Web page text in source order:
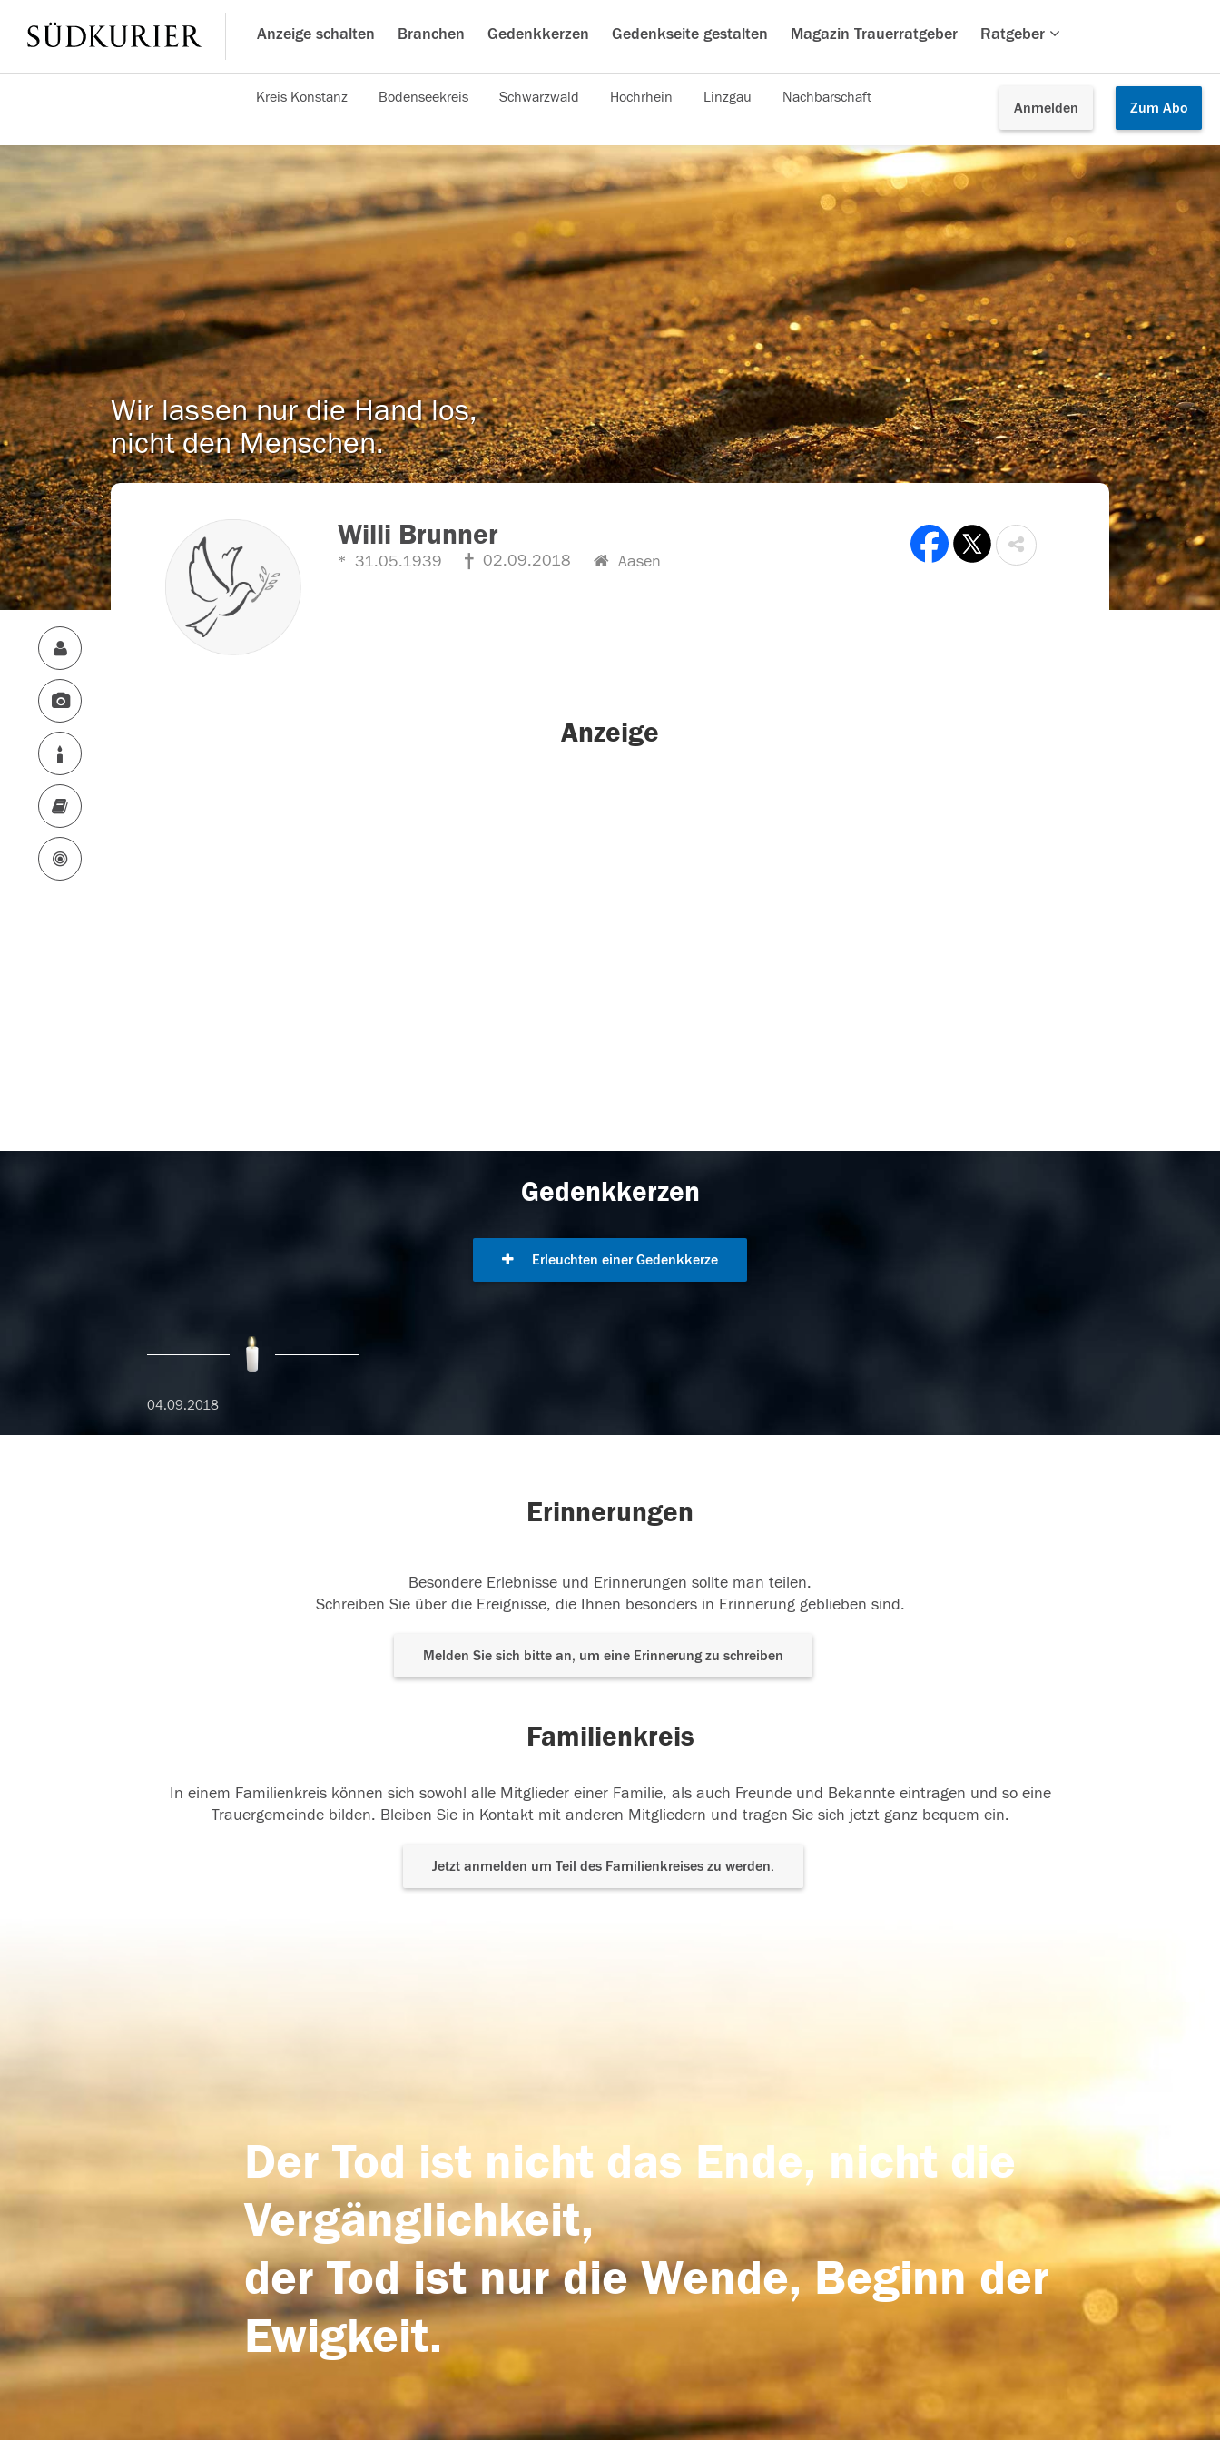
Anzeige schalten Branchen Gedenkkerzen Gedenkseite gestalten Magazin Trauerratgeber Ratgeber
Anmelden Zum Abo
Kreis Konstanz Bodenseekreis Schwarzwald Hochrhein Linzgau Nachbarschaft
Wir lassen nur die Hand los,
nicht den Menschen.
Willi Brunner
31.05.1939 02.09.2018 Aasen
Anzeige
Gedenkkerzen
Erleuchten einer Gedenkkerze
04.09.2018
Erinnerungen
Besondere Erlebnisse und Erinnerungen sollte man teilen.
Schreiben Sie über die Ereignisse, die Ihnen besonders in Erinnerung geblieben sind.
Melden Sie sich bitte an, um eine Erinnerung zu schreiben
Familienkreis
In einem Familienkreis können sich sowohl alle Mitglieder einer Familie, als auch Freunde und Bekannte eintragen und so eine
Trauergemeinde bilden. Bleiben Sie in Kontakt mit anderen Mitgliedern und tragen Sie sich jetzt ganz bequem ein.
Jetzt anmelden um Teil des Familienkreises zu werden.
Der Tod ist nicht das Ende, nicht die
Vergänglichkeit,
der Tod ist nur die Wende, Beginn der
Ewigkeit.